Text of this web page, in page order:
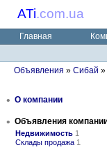
ATi.com.ua
Главная
Объявления » Сибай
• О компании
• Объявления
Недвижимость 1
Склады продажа 1